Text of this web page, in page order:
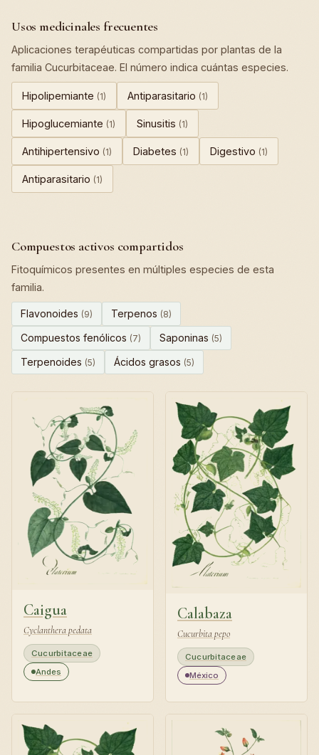
Usos medicinales frecuentes
Aplicaciones terapéuticas compartidas por plantas de la
familia Cucurbitaceae. El número indica cuántas especies.
Hipolipemiante (1) Antiparasitario (1)
Hipoglucemiante (1) Sinusitis (1)
Antihipertensivo (1) Diabetes (1) Digestivo (1)
Antiparasitario (1)
Compuestos activos compartidos
Fitoquímicos presentes en múltiples especies de esta
familia.
Flavonoides (9) Terpenos (8)
Compuestos fenólicos (7) Saponinas (5)
Terpenoides (5) Ácidos grasos (5)
Caigua
Cyclanthera pedata
Cucurbitaceae
Andes
Calabaza
Cucurbita pepo
Cucurbitaceae
México